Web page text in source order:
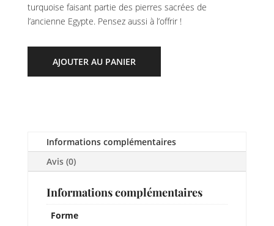
turquoise faisant partie des pierres sacrées de
l’ancienne Egypte. Pensez aussi à l’offrir !
AJOUTER AU PANIER
Informations complémentaires
Avis (0)
Informations complémentaires
Forme